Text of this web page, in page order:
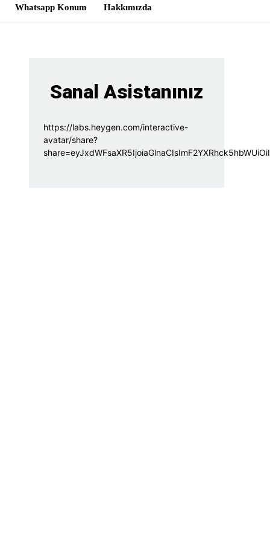
Whatsapp Konum Hakkımızda
Sanal Asistanınız
https://labs.heygen.com/interactive-
avatar/share?